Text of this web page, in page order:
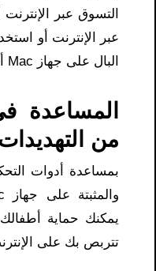
التسوق عبر
عبر الإنترنت أو
البال على جهاز Mac أو الكمبيوتر الشخصي.
المساعدة
من
بمساعدة أدوات
يمكنك حماية
تتربص بك على